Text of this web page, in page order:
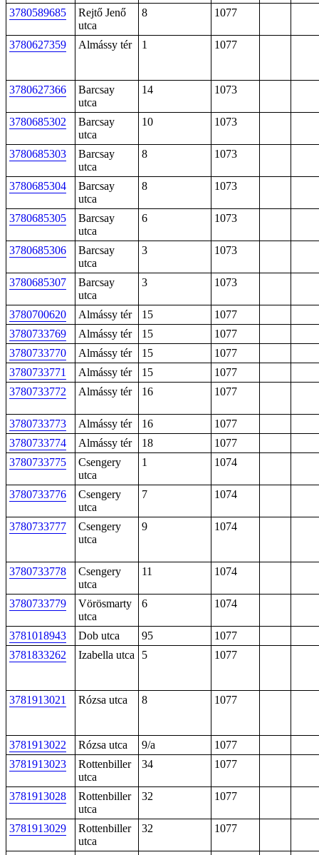
3780589685
Rejtő Jenő
utca
8 1077
3780627359 Almássy tér 1 1077
3780627366
Barcsay
utca
14 1073
3780685302
Barcsay
utca
10 1073
3780685303
Barcsay
utca
8 1073
3780685304
Barcsay
utca
8 1073
3780685305
Barcsay
utca
6 1073
3780685306
Barcsay
utca
3 1073
3780685307
Barcsay
utca
3 1073
3780700620 Almássy tér 15
1077
3780733769
Almássy tér 15
1077
3780733770
Almássy tér 15
1077
3780733771
Almássy tér 15
1077
3780733772
Almássy tér 16 1077
3780733773 Almássy tér 16
1077
3780733774
Almássy tér 18
1077
3780733775
Csengery
utca
1 1074
3780733776
Csengery
utca
7 1074
3780733777
Csengery
utca
9 1074
3780733778
Csengery
utca
11 1074
3780733779
Vörösmarty
utca
6 1074
3781018943 Dob utca 95
1077
3781833262
Izabella utca 5 1077
3781913021 Rózsa utca 8 1077
3781913022 Rózsa utca 9/a
1077
3781913023
Rottenbiller
utca
34 1077
3781913028
Rottenbiller
utca
32 1077
3781913029
Rottenbiller
utca
32 1077